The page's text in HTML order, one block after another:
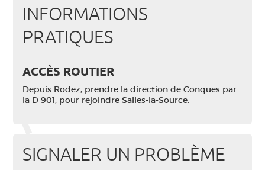
INFORMATIONS
PRATIQUES
ACCÈS ROUTIER
Depuis Rodez, prendre la direction de Conques par
la D 901, pour rejoindre Salles-la-Source.
SIGNALER UN PROBLÈME